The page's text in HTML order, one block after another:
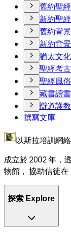
舊約聖
新約聖
舊約背景
新約背景
猶太文化
聖經考古
聖經風俗
藏書讀書
辯道護教
撰寫文庫
以斯拉培訓網
成立於 2002 年，
物館， 協助信徒在
探索 Explore